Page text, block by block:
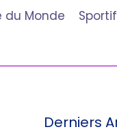
du Monde
Derniers